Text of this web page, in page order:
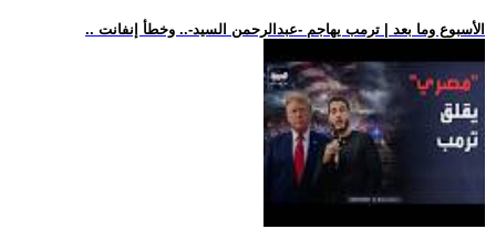
.. الأسبوع وما بعد | ترمب يهاجم -عبدالرحمن السيد-.. وخطأ إنفانت